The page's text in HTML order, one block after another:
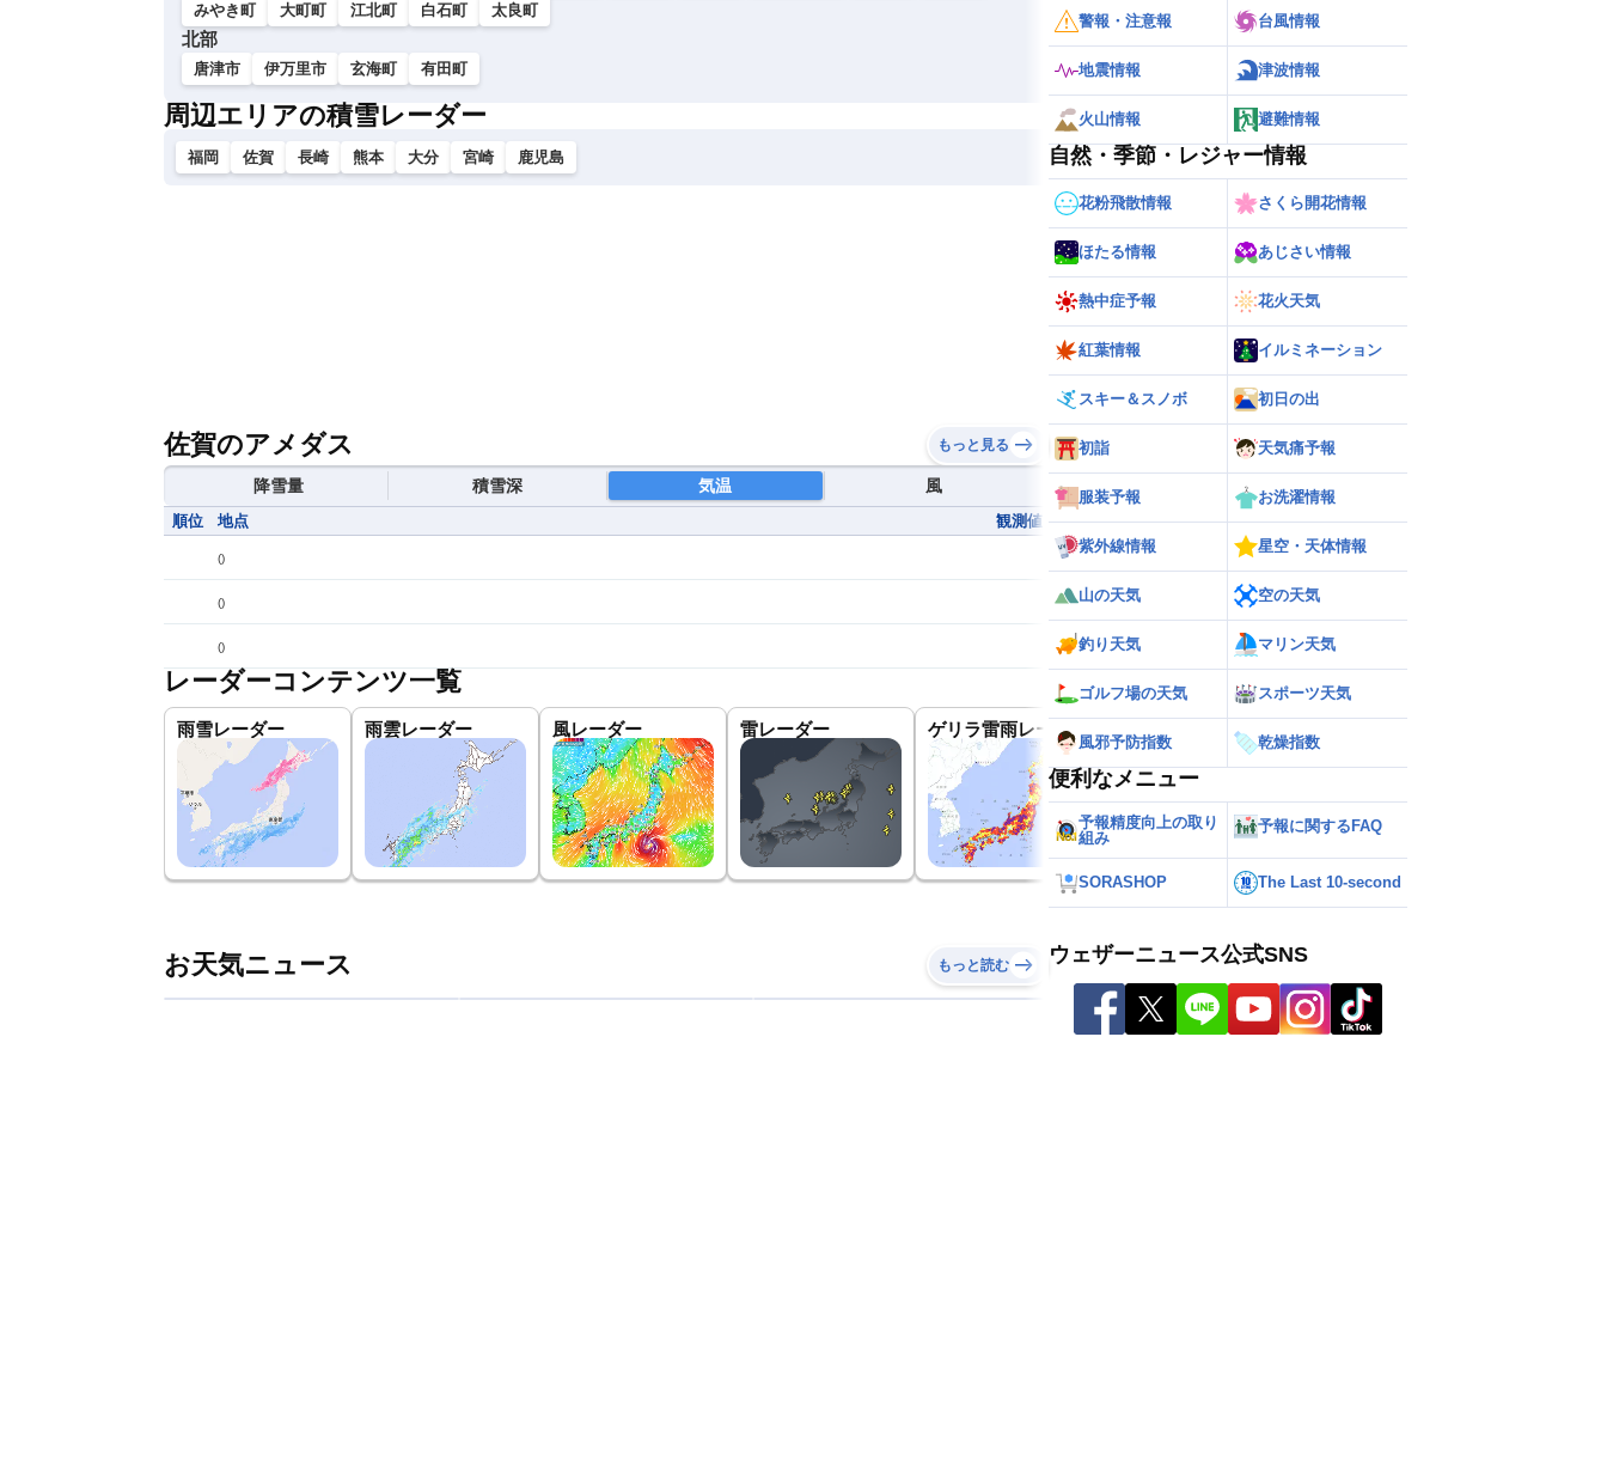
みやき町
大町町 江北町 白石町 太良町
北部
唐津市 伊万里市 玄海町 有田町
周辺エリアの積雪レーダー
福岡 佐賀 長崎 熊本 大分 宮崎 鹿児島
佐賀のアメダス もっと見る
降雪量 積雪深 気温 風
順位 地点 観測値
()
()
()
レーダーコンテンツ一覧
雨雪レーダー 雨雲レーダー 風レーダー 雷レーダー ゲリラ雷雨レーダー 世界の雨雲レーダー
お天気ニュース もっと読む
警報・注意報 台風情報
地震情報 津波情報
火山情報 避難情報
自然・季節・レジャー情報
花粉飛散情報 さくら開花情報
ほたる情報 あじさい情報
熱中症予報 花火天気
紅葉情報 イルミネーション
スキー＆スノボ 初日の出
初詣 天気痛予報
服装予報 お洗濯情報
紫外線情報 星空・天体情報
山の天気 空の天気
釣り天気 マリン天気
ゴルフ場の天気 スポーツ天気
風邪予防指数 乾燥指数
便利なメニュー
予報精度向上の取り
組み
予報に関するFAQ
SORASHOP The Last 10-second
ウェザーニュース公式SNS